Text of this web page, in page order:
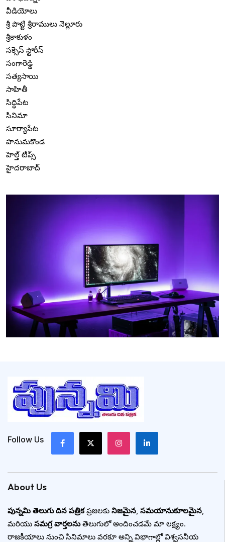
వీడియోలు
శ్రీ పొట్టి శ్రీరాములు నెల్లూరు
శ్రీకాకుళం
సక్సెస్ స్టోరీస్
సంగారెడ్డి
సత్యసాయి
సాహితీ
సిద్ధిపేట
సినిమా
సూర్యాపేట
హనుమకొండ
హెల్త్ టిప్స్
హైదరాబాద్
Follow Us
About Us
పున్నమి తెలుగు దిన పత్రికప్రజలకు నిజమైన సమయానుకూలమైన
మరియు సమగ్ర వార్తలనుతెలుగులో అందించడమే మా లక్ష్యం.
రాజకీయాలు నుంచి సినిమాలు వరకూ అన్ని విభాగాల్లో విశ్వసనీయ